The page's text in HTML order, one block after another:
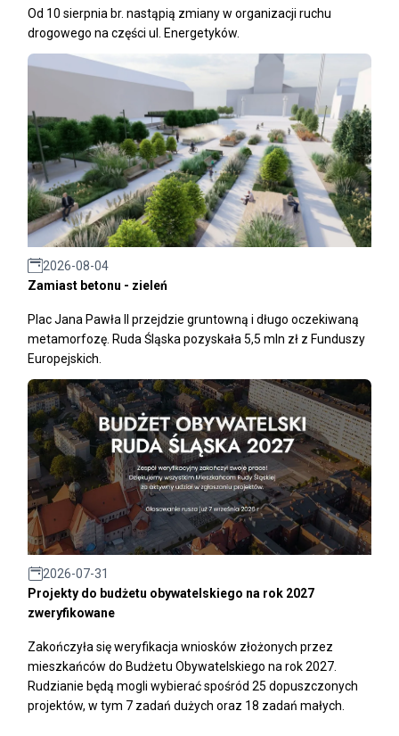
Od 10 sierpnia br. nastąpią zmiany w organizacji ruchu
drogowego na części ul. Energetyków.
2026-08-04
Zamiast betonu - zieleń
Plac Jana Pawła II przejdzie gruntowną i długo oczekiwaną
metamorfozę. Ruda Śląska pozyskała 5,5 mln zł z Funduszy
Europejskich.
2026-07-31
Projekty do budżetu obywatelskiego na rok 2027
zweryfikowane
Zakończyła się weryfikacja wniosków złożonych przez
mieszkańców do Budżetu Obywatelskiego na rok 2027.
Rudzianie będą mogli wybierać spośród 25 dopuszczonych
projektów, w tym 7 zadań dużych oraz 18 zadań małych.